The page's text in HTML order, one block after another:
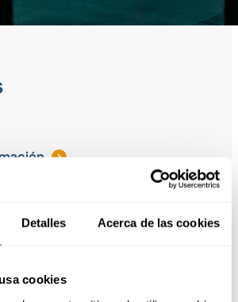
Detalles Acerca de las cookies
cookies